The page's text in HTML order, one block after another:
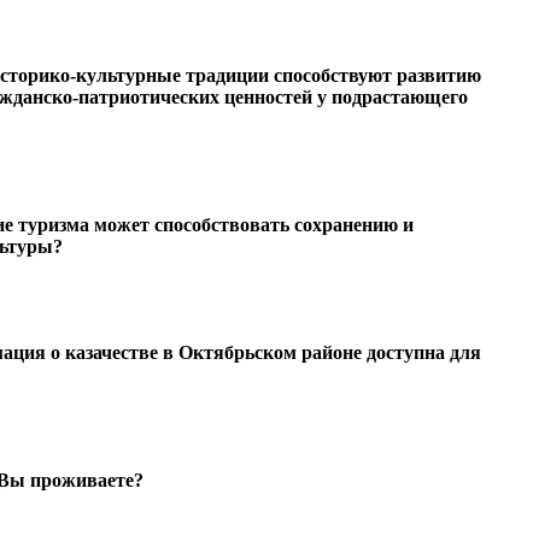
культурные традиции способствуют развитию
патриотических ценностей у подрастающего
туризма может способствовать сохранению и
о казачестве в Октябрьском районе доступна для
проживаете?